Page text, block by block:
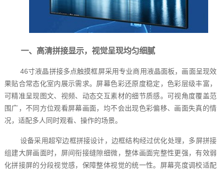
一、高清拼接显示，视觉呈现均匀细腻
46寸液晶拼接多点触摸框屏采用专业商用液晶面板，画面呈现效
果贴合常态化室内展示需求。屏幕色彩还原度稳定，色彩层级丰富，
可精准呈现图文、视频、动态交互素材的细节质感。可视角度覆盖范
围广，不同方位观看屏幕画面，均不会出现色彩偏移、画面失真的情
况，适配多人同时观看、操作的场景。
设备采用超窄边框拼接设计，边框结构经过优化处理，多屏拼接
组建大屏画面时，屏间衔接缝隙细微，整体画面完整性更强，有效弱
化拼接屏的分段视觉感，保障整体视觉的统一性。屏幕亮度调校适配